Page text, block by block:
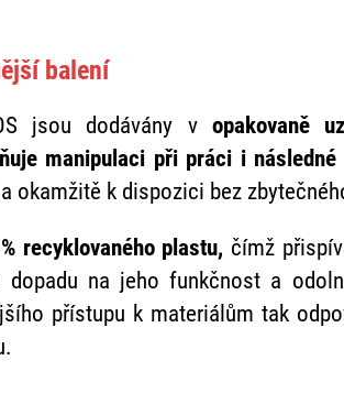
balení
jsou dodávány v opakovaně
manipulaci při práci i následné
okamžitě k dispozici bez
recyklovaného plastu, čímž
dopadu na jeho funkčnost a
přístupu k materiálům tak